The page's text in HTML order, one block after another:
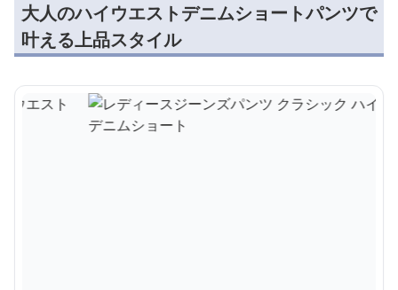
大人のハイウエストデニムショートパンツで
叶える上品スタイル